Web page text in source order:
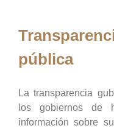
pública
La transparencia
los gobiernos de
información sobre